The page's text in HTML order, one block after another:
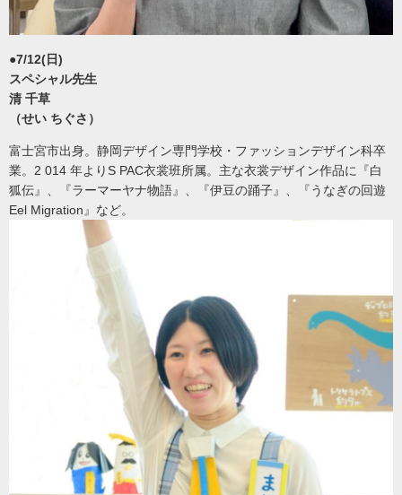
●7/12(日)
スペシャル先生
清 千草
（せい ちぐさ）
富士宮市出身。静岡デザイン専門学校・ファッションデザイン科卒
業。2 014 年よりS PAC衣裳班所属。主な衣裳デザイン作品に『白
狐伝』、『ラーマーヤナ物語』、『伊豆の踊子』、『うなぎの回遊
Eel Migration』など。